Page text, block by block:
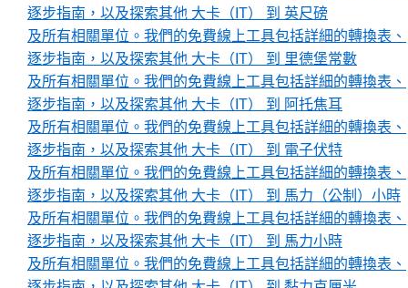
逐步指南，以及探索其他 大卡（IT） 到 英尺磅
及所有相關單位。我們的免費線上工具包括詳細的轉換表、
逐步指南，以及探索其他 大卡（IT） 到 里德堡常數
及所有相關單位。我們的免費線上工具包括詳細的轉換表、
逐步指南，以及探索其他 大卡（IT） 到 阿托焦耳
及所有相關單位。我們的免費線上工具包括詳細的轉換表、
逐步指南，以及探索其他 大卡（IT） 到 電子伏特
及所有相關單位。我們的免費線上工具包括詳細的轉換表、
逐步指南，以及探索其他 大卡（IT） 到 馬力（公制）小時
及所有相關單位。我們的免費線上工具包括詳細的轉換表、
逐步指南，以及探索其他 大卡（IT） 到 馬力小時
及所有相關單位。我們的免費線上工具包括詳細的轉換表、